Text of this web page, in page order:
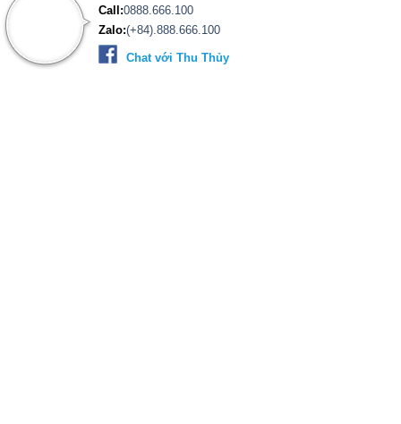
Call:0888.666.100
Zalo:(+84).888.666.100
Chat với Thu Thủy